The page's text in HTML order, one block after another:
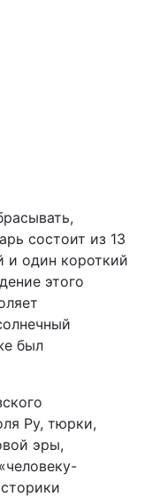
состоит из 13
и один короткий
этого
был
Ру, тюрки,
эры,